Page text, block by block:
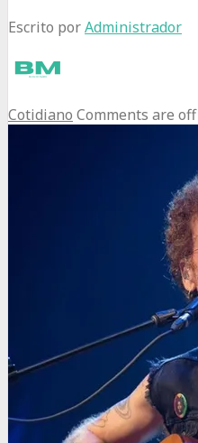
Escrito porAdministrador
Cotidiano Comments are off